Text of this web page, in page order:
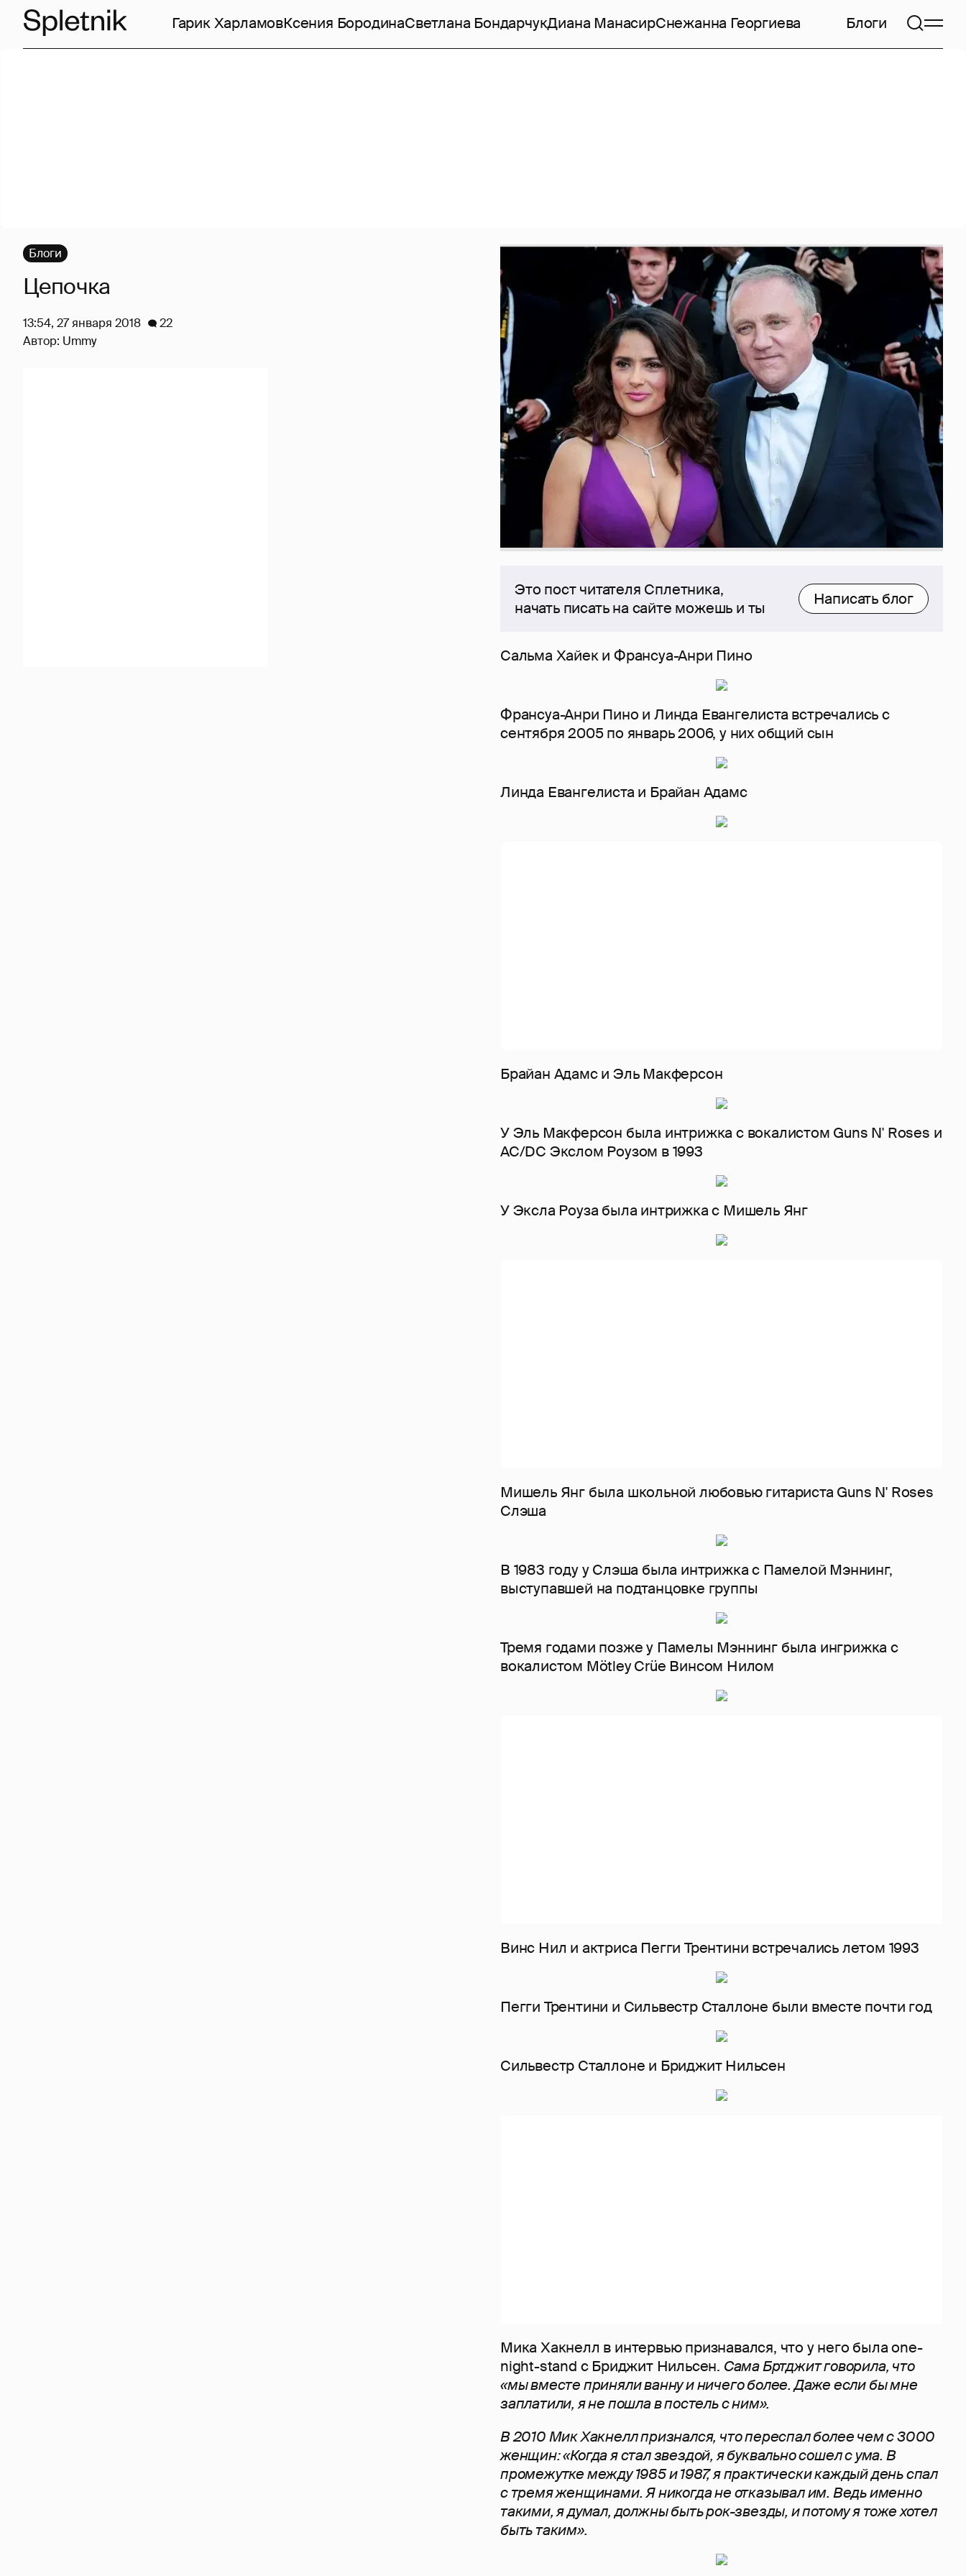
Гарик ХарламовКсения БородинаСветлана БондарчукДиана МанасирСнежанна Георгиева Блоги
Это пост читателя Сплетника,
начать писать на сайте можешь и ты
Написать блог
Сальма Хайек и Франсуа-Анри Пино
Франсуа-Анри Пино и Линда Евангелиста встречались с
сентября 2005 по январь 2006, у них общий сын
Линда Евангелиста и Брайан Адамс
Брайан Адамс и Эль Макферсон
У Эль Макферсон была интрижка с вокалистом Guns N' Roses и
AC/DC Экслом Роузом в 1993
У Эксла Роуза была интрижка с Мишель Янг
Мишель Янг была школьной любовью гитариста Guns N' Roses
Слэша
В 1983 году у Слэша была интрижка с Памелой Мэннинг,
выступавшей на подтанцовке группы
Тремя годами позже у Памелы Мэннинг была ингрижка с
вокалистом Mötley Crüe Винсом Нилом
Винс Нил и актриса Пегги Трентини встречались летом 1993
Пегги Трентини и Сильвестр Сталлоне были вместе почти год
Сильвестр Сталлоне и Бриджит Нильсен
Мика Хакнелл в интервью признавался, что у него была one-
night-stand с Бриджит Нильсен. Сама Бртджит говорила, что
«мы вместе приняли ванну и ничего более. Даже если бы мне
заплатили, я не пошла в постель с ним».
В 2010 Мик Хакнелл признался, что переспал более чем с 3000
женщин: «Когда я стал звездой, я буквально сошел с ума. В
промежутке между 1985 и 1987, я практически каждый день спал
с тремя женщинами. Я никогда не отказывал им. Ведь именно
такими, я думал, должны быть рок-звезды, и потому я тоже хотел
быть таким».
Блоги
Цепочка
13:54, 27 января 2018
22
Автор: Ummy